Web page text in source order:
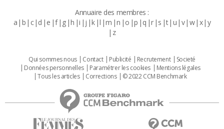
Annuaire des membres :
a b c d e f g h i j k l m n o p q r s t u v w x y
z
Qui sommes nous Contact Publicité Recrutement
Societé
Données personnelles
Paramétrer les cookies
Mentions légales
Tous les articles
Corrections © 2022 CCM Benchmark